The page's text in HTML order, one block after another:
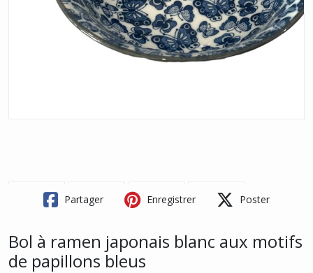
Partager Enregistrer Poster
Bol à ramen japonais blanc aux motifs
de papillons bleus